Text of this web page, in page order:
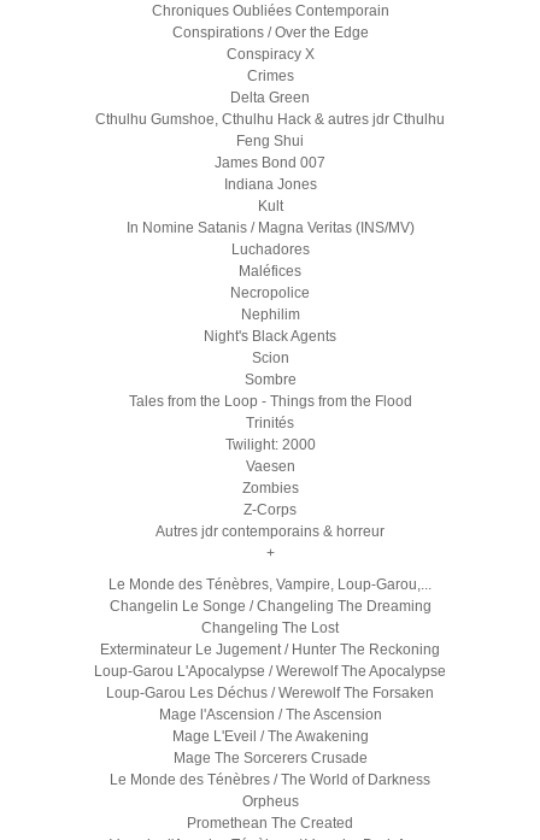
Chroniques Oubliées Contemporain
Conspirations / Over the Edge
Conspiracy X
Crimes
Delta Green
Cthulhu Gumshoe, Cthulhu Hack & autres jdr Cthulhu
Feng Shui
James Bond 007
Indiana Jones
Kult
In Nomine Satanis / Magna Veritas (INS/MV)
Luchadores
Maléfices
Necropolice
Nephilim
Night's Black Agents
Scion
Sombre
Tales from the Loop - Things from the Flood
Trinités
Twilight: 2000
Vaesen
Zombies
Z-Corps
Autres jdr contemporains & horreur
+
Le Monde des Ténèbres, Vampire, Loup-Garou,...
Changelin Le Songe / Changeling The Dreaming
Changeling The Lost
Exterminateur Le Jugement / Hunter The Reckoning
Loup-Garou L'Apocalypse / Werewolf The Apocalypse
Loup-Garou Les Déchus / Werewolf The Forsaken
Mage l'Ascension / The Ascension
Mage L'Eveil / The Awakening
Mage The Sorcerers Crusade
Le Monde des Ténèbres / The World of Darkness
Orpheus
Promethean The Created